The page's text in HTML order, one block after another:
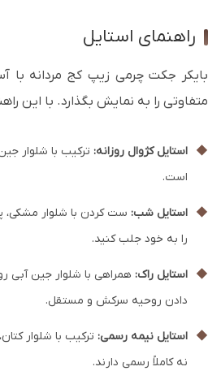
راهنمای استایل
بایکر جکت چرمی زیپ کج مردانه با
متفاوتی را به نمایش بگذارد. با این
◆ استایل کژوال روزانه: ترکیب با شلوار
است.
◆ استایل شب: ست کردن با شلوار مشکی،
را به خود جلب کنید.
◆ استایل راک: همراهی با شلوار جین
دادن روحیه سرکش و مستقل.
◆ استایل نیمه رسمی: ترکیب با شلوار
نه کاملاً رسمی دارند.